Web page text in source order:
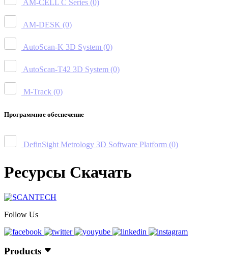
AM-CELL C Series (0)
AM-DESK (0)
AutoScan-K 3D System (0)
AutoScan-T42 3D System (0)
M-Track (0)
Программное обеспечение
DefinSight Metrology 3D Software Platform (0)
Ресурсы Скачать
Follow Us
Products